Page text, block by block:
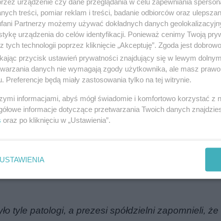
w Platformie Obywatelskiej i blokowane były
wiarygodnością wyrażającą się w
zapewnień bez pokrycia. Dla mnie to bardzo
z ust wiceprzewodniczącego PO, który nawet nie
sobie wielokrotne publiczne obietnice
ale ta partia aktywnie utrudniała mi
tyle patologi, a prezesi spółdzielni zapomnieli, że
treści, pomiar reklam i treści, badanie odbiorców oraz
Partnerzy możemy używać dokładnych danych
urządzenia do celów identyfikacji. Ponieważ cenimy Twoją
tych technologii poprzez kliknięcie „Akceptuję”. Zgoda jest
przycisk ustawień prywatności znajdujący się w lewym
danych nie wymagają zgody użytkownika, ale masz
Preferencje będą miały zastosowania tylko na tej witrynie.
informacjami, abyś mógł świadomie i komfortowo korzystać z
informacje dotyczące przetwarzania Twoich danych
oraz po kliknięciu w „Ustawienia”.
USTAWIENIA